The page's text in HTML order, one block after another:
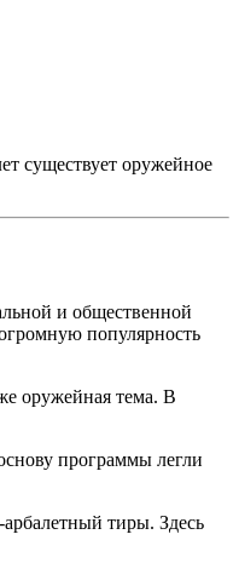
существует оружейное
и общественной
популярность
оружейная тема. В
программы легли
тиры. Здесь